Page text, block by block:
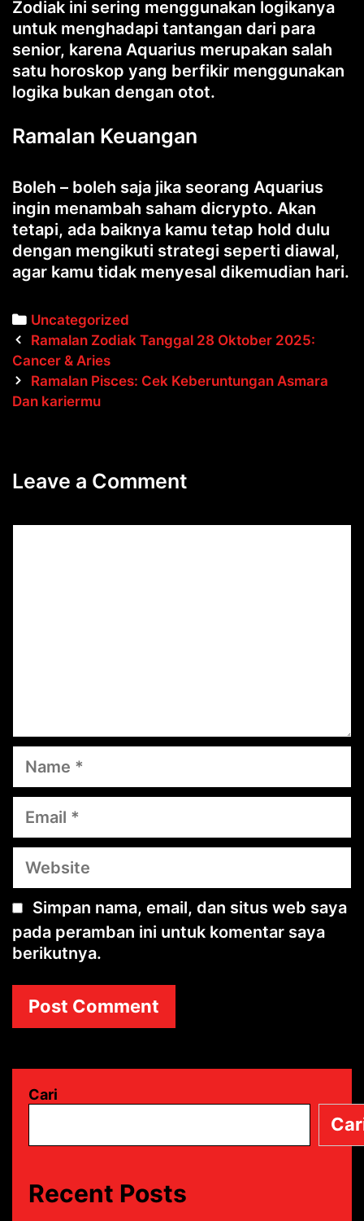
Zodiak ini sering menggunakan logikanya
untuk menghadapi tantangan dari para
senior, karena Aquarius merupakan salah
satu horoskop yang berfikir menggunakan
logika bukan dengan otot.
Ramalan Keuangan
Boleh – boleh saja jika seorang Aquarius
ingin menambah saham dicrypto. Akan
tetapi, ada baiknya kamu tetap hold dulu
dengan mengikuti strategi seperti diawal,
agar kamu tidak menyesal dikemudian hari.
Categories
Uncategorized
Post
navigation
Ramalan Zodiak Tanggal 28 Oktober 2025:
Cancer & Aries
Ramalan Pisces: Cek Keberuntungan Asmara
Dan kariermu
Leave a Comment
Simpan nama, email, dan situs web saya
pada peramban ini untuk komentar saya
berikutnya.
Cari
Recent Posts